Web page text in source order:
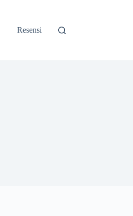
Resensi